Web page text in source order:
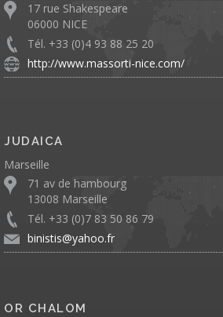
17 rue Shakespeare
06000 NICE
Tél. +33 (0)4 93 88 25 20
http://www.massorti-nice.com/
JUDAICA
Marseille
71 av de hambourg
13008 Marseille
Tél. +33 (0)7 83 50 86 79
binistis@yahoo.fr
OR CHALOM